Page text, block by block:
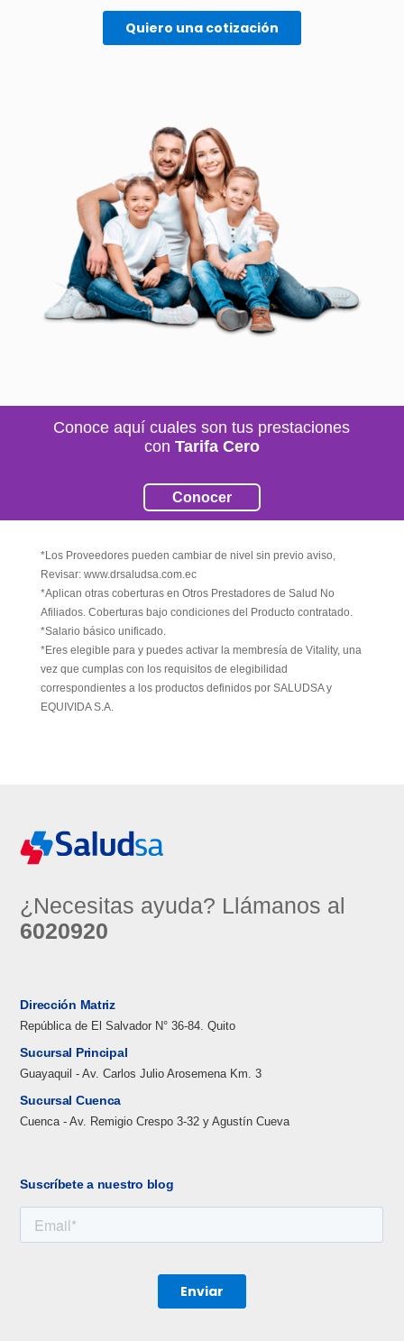
Conoce aquí cuales son tus prestaciones
con Tarifa Cero
Conocer
*Los Proveedores pueden cambiar de nivel sin previo aviso,
Revisar: www.drsaludsa.com.ec
*Aplican otras coberturas en Otros Prestadores de Salud No
Afiliados. Coberturas bajo condiciones del Producto contratado.
*Salario básico unificado.
*Eres elegible para y puedes activar la membresía de Vitality, una
vez que cumplas con los requisitos de elegibilidad
correspondientes a los productos definidos por SALUDSA y
EQUIVIDA S.A.
Dirección Matriz
República de El Salvador N° 36-84. Quito
Sucursal Principal
Guayaquil - Av. Carlos Julio Arosemena Km. 3
Sucursal Cuenca
Cuenca - Av. Remigio Crespo 3-32 y Agustín Cueva
¿Necesitas ayuda? Llámanos al
6020920
Suscríbete a nuestro blog